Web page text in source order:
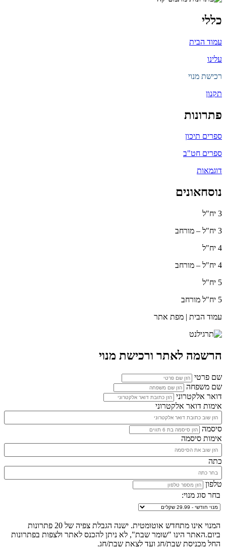
כללי
עמוד הבית
עלינו
רכישת מנוי
תקנון
פתרונות
ספרים תיכון
ספרים חט"ב
דוגמאות
נוסחאונים
3 יח"ל
3 יח"ל – מורחב
4 יח"ל
4 יח"ל – מורחב
5 יח"ל
5 יח"ל מורחב
עמוד הבית | מפת אתר
הרשמה לאתר ורכישת מנוי
שם פרטי
שם משפחה
דואר אלקטרוני
אימות דואר אלקטרוני
סיסמה
אימות סיסמה
כתה
טלפון
בחר סוג מנוי:
המנוי אינו מתחדש אוטומטית. ישנה הגבלת צפיה של 20 פתרונות
ביום.האתר הינו "שומר שבת", לא ניתן להכנס לאתר ולצפות בפתרונות
החל מכניסת שבת/חג ועד לצאת שבת/חג.